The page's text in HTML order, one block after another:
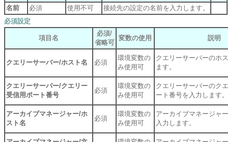
名前
必須 使用不可
接続先の設定の名前を入力します。
必須設定
項目名
必須/
省略可
変数の使用 説明
クエリーサーバー/ホスト名 必須
環境変数の
み使用可
クエリーサーバーのホ
ます。
クエリーサーバー/クエリー
受信用ポート番号
必須
環境変数の
み使用可
クエリーサーバーのク
ート番号を入力します。
アーカイブマネージャー/ホ
スト名
必須
環境変数の
み使用可
アーカイブマネージャ
入力します。